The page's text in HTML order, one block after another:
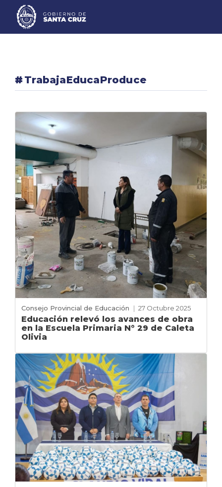
# TrabajaEducaProduce
Consejo Provincial de Educación | 27 Octubre 2025
Educación relevó los avances de obra
en la Escuela Primaria N° 29 de Caleta
Olivia